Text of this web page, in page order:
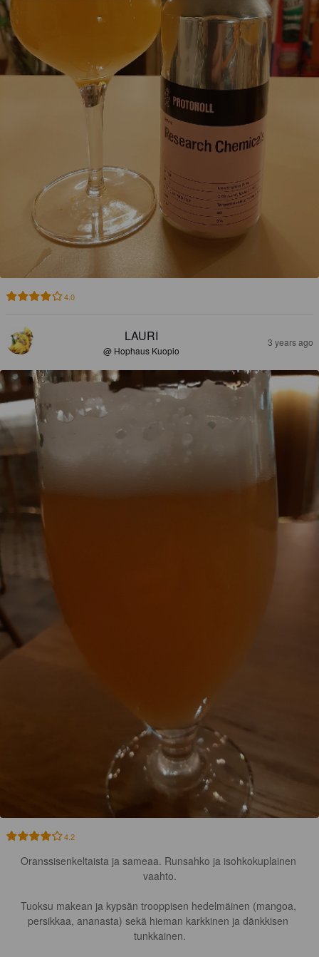
4.0
LAURI
@ Hophaus Kuopio
3 years ago
4.2
Oranssisenkeltaista ja sameaa. Runsahko ja isohkokuplainen
vaahto.
Tuoksu makean ja kypsän trooppisen hedelmäinen (mangoa,
persikkaa, ananasta) sekä hieman karkkinen ja dänkkisen
tunkkainen.